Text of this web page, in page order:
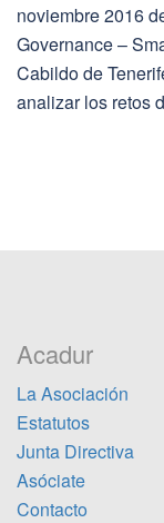
noviembre 2016
Governance –
Cabildo de
analizar los retos
Acadur
La Asociación
Estatutos
Junta Directiva
Asóciate
Contacto